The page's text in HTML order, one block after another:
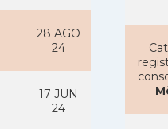
28 AGO
24
17 JUN
24